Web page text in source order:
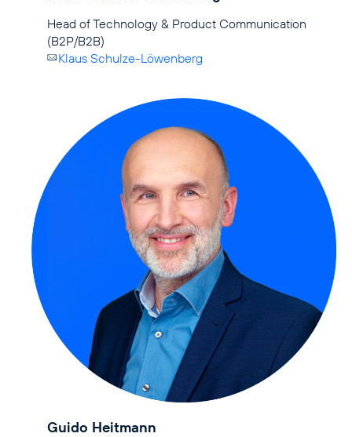
Head of Technology & Product Communication
Klaus Schulze-Löwenberg
Guido Heitmann